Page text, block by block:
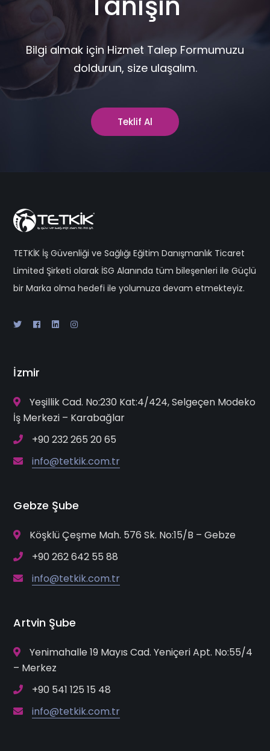
Bilgi almak için Hizmet Talep Formumuzu
doldurun, size ulaşalım.
Teklif Al
TETKİK İş Güvenliği ve Sağlığı Eğitim Danışmanlık Ticaret
Limited Şirketi olarak İSG Alanında tüm bileşenleri ile Güçlü
bir Marka olma hedefi ile yolumuza devam etmekteyiz.
İzmir
Yeşillik Cad. No:230 Kat:4/424, Selgeçen Modeko
İş Merkezi – Karabağlar
+90 232 265 20 65
info@tetkik.com.tr
Gebze Şube
Köşklü Çeşme Mah. 576 Sk. No:15/B – Gebze
+90 262 642 55 88
info@tetkik.com.tr
Artvin Şube
Yenimahalle 19 Mayıs Cad. Yeniçeri Apt. No:55/4
– Merkez
+90 541 125 15 48
info@tetkik.com.tr